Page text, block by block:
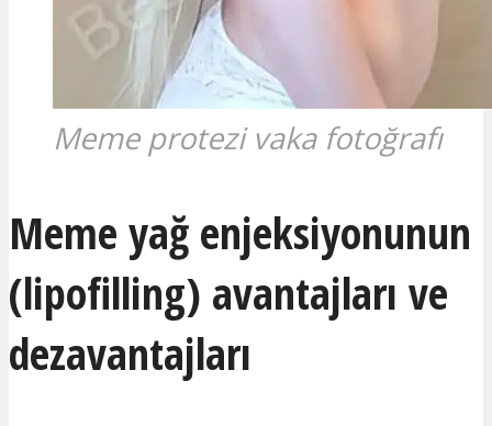
Meme protezi vaka fotoğrafı
Meme yağ enjeksiyonunun
(lipofilling) avantajları ve
dezavantajları